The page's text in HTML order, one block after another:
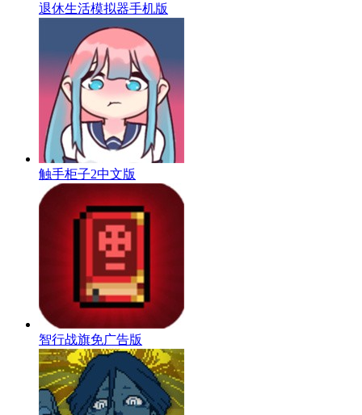
退休生活模拟器手机版
触手柜子2中文版
智行战旗免广告版